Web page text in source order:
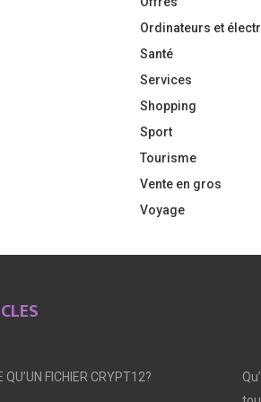
Ordinateurs et
Santé
Services
Shopping
Sport
Tourisme
Vente en gros
Voyage
QU’UN FICHIER CRYPT12?